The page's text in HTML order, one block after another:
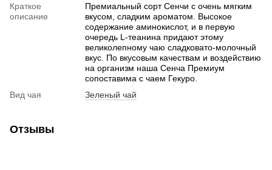
Краткое
описание
Премиальный сорт Сенчи с очень мягким
вкусом, сладким ароматом. Высокое
содержание аминокислот, и в первую
очередь L-теанина придают этому
великолепному чаю сладковато-молочный
вкус. По вкусовым качествам и воздействию
на организм наша Сенча Премиум
сопоставима с чаем Гекуро.
Вид чая
Зеленый чай
Отзывы